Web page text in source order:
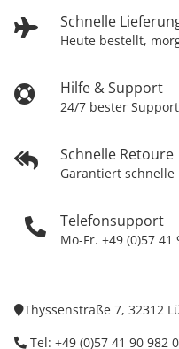
Schnelle
Heute bestellt,
Hilfe & Support
24/7 bester Support
Schnelle Retoure
Garantiert schnelle
Telefonsupport
Mo-Fr. +49 (0)57 41
Thyssenstraße 7, 32312
Tel: +49 (0)57 41 90 982 0